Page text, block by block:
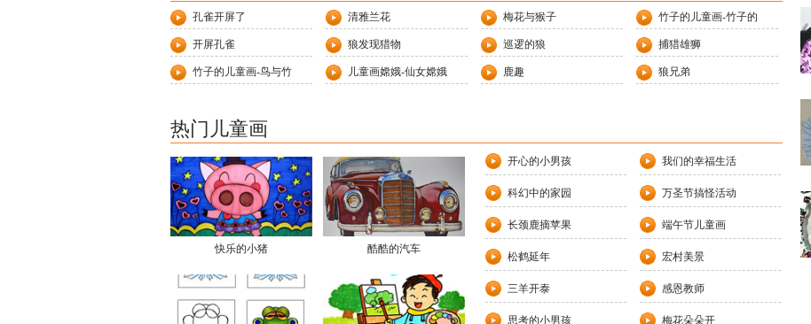
孔雀开屏了 清雅兰花 梅花与猴子 竹子的儿童画-竹子的
开屏孔雀 狼发现猎物 巡逻的狼 捕猎雄狮
竹子的儿童画-鸟与竹 儿童画嫦娥-仙女嫦娥 鹿趣 狼兄弟
热门儿童画
快乐的小猪 酷酷的汽车
开心的小男孩 我们的幸福生活
科幻中的家园 万圣节搞怪活动
长颈鹿摘苹果 端午节儿童画
松鹤延年 宏村美景
三羊开泰 感恩教师
思考的小男孩 梅花朵朵开